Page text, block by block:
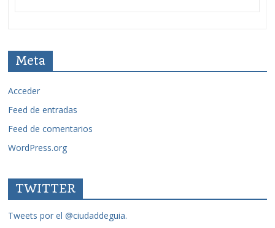
Meta
Acceder
Feed de entradas
Feed de comentarios
WordPress.org
TWITTER
Tweets por el @ciudaddeguia.